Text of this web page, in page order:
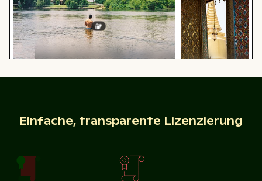
Tempellaterne mit
Menschen genießen den Strand auf Holbox
Einfache, transparente Lizenzierung